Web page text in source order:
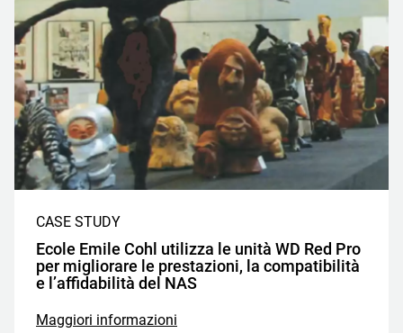
CASE STUDY
Ecole Emile Cohl utilizza le unità WD Red Pro
per migliorare le prestazioni, la compatibilità
e l’affidabilità del NAS
Maggiori informazioni